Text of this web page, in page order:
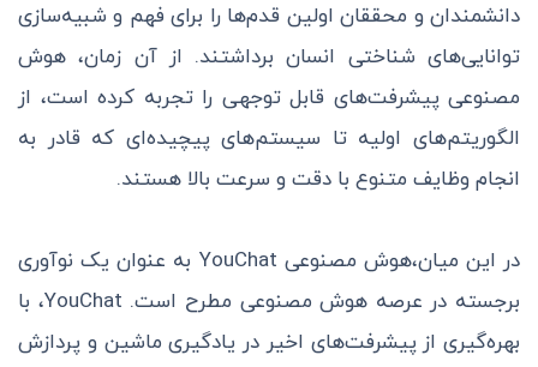
دانشمندان و محققان اولین قدم‌ها را برای فهم و شبیه‌سازی
توانایی‌های شناختی انسان برداشتند. از آن زمان، هوش
مصنوعی پیشرفت‌های قابل توجهی را تجربه کرده است، از
الگوریتم‌های اولیه تا سیستم‌های پیچیده‌ای که قادر به
انجام وظایف متنوع با دقت و سرعت بالا هستند.
در این میان،هوش مصنوعی YouChat به عنوان یک نوآوری
برجسته در عرصه هوش مصنوعی مطرح است. YouChat، با
بهره‌گیری از پیشرفت‌های اخیر در یادگیری ماشین و پردازش